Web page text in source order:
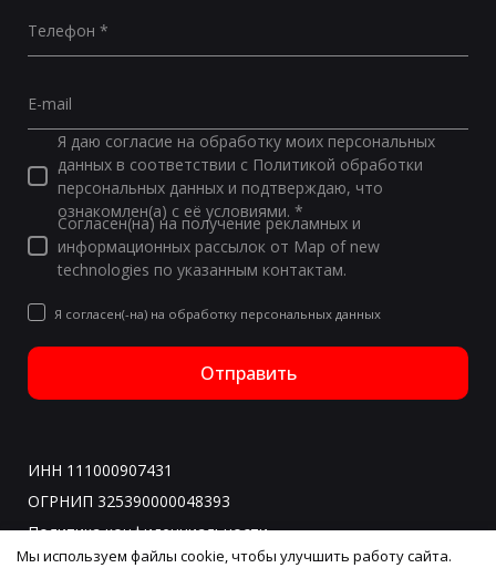
Телефон *
E-mail
Я даю согласие на обработку моих персональных
данных в соответствии с Политикой обработки
персональных данных и подтверждаю, что
ознакомлен(а) с её условиями. *
Согласен(на) на получение рекламных и
информационных рассылок от Map of new
technologies по указанным контактам.
Отправить
Я согласен(-на) на обработку персональных данных
ИНН 111000907431
ОГРНИП 325390000048393
Политика конфиденциальности
Все права защищены
Мы используем файлы cookie, чтобы улучшить работу сайта.